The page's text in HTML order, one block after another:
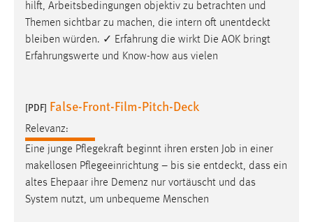
hilft, Arbeitsbedingungen objektiv zu betrachten und
Themen sichtbar zu machen, die intern oft unentdeckt
bleiben würden. ✓ Erfahrung die wirkt Die AOK bringt
Erfahrungswerte und Know-how aus vielen
[PDF] False-Front-Film-Pitch-Deck
Relevanz:
Eine junge Pflegekraft beginnt ihren ersten Job in einer
makellosen Pflegeeinrichtung – bis sie entdeckt, dass ein
altes Ehepaar ihre Demenz nur vortäuscht und das
System nutzt, um unbequeme Menschen
Vimeo